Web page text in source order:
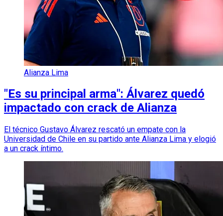
Alianza Lima
"Es su principal arma": Álvarez quedó
impactado con crack de Alianza
El técnico Gustavo Álvarez rescató un empate con la
Universidad de Chile en su partido ante Alianza Lima y elogió
a un crack íntimo.